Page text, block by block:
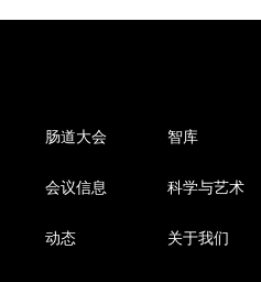
肠道大会
会议信息
动态
智库
科学与艺术
关于我们